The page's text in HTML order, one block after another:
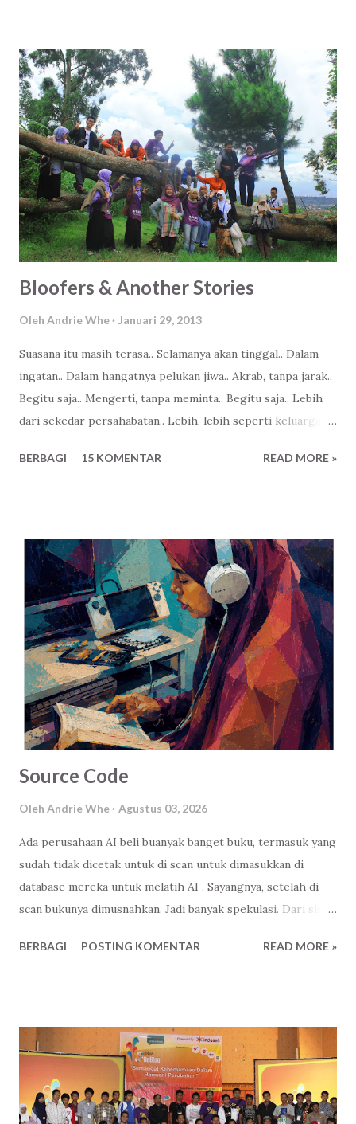
Bloofers & Another Stories
Oleh Andrie Whe Januari 29, 2013
Suasana itu masih terasa.. Selamanya akan tinggal.. Dalam
ingatan.. Dalam hangatnya pelukan jiwa.. Akrab, tanpa jarak..
Begitu saja.. Mengerti, tanpa meminta.. Begitu saja.. Lebih
dari sekedar persahabatan.. Lebih, lebih seperti keluarga...
BERBAGI 15 KOMENTAR READ MORE »
Source Code
Oleh Andrie Whe Agustus 03, 2026
Ada perusahaan AI beli buanyak banget buku, termasuk yang
sudah tidak dicetak untuk di scan untuk dimasukkan di
database mereka untuk melatih AI . Sayangnya, setelah di
scan bukunya dimusnahkan. Jadi banyak spekulasi. Dari sisi
mau gue apain-lah. Mau gue monopoli isinya ( source code )
Ya, itu juga resiko. Jayalah perabadan mesin berpikir
mandiri! Jaya! Jaya! Jaya! Terlalu menjiwai Ndri! Wkwkwk
Paling tidak hikmah dari berita ini ada kesadaran. Kenapa
ada satu kitab suci yang bisa dihafal jutaan manusia, ada
BERBAGI POSTING KOMENTAR READ MORE »